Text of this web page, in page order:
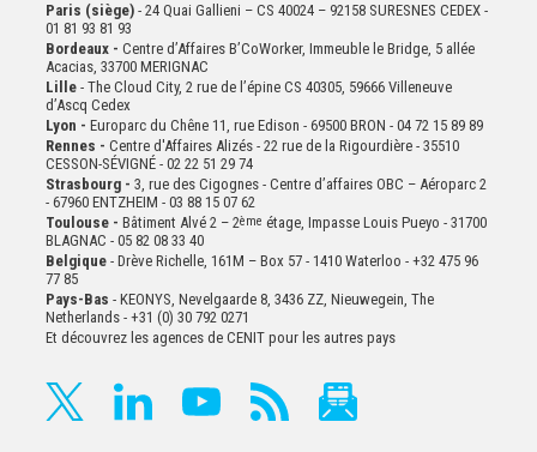
Paris (siège) - 24 Quai Gallieni – CS 40024 – 92158 SURESNES CEDEX -
01 81 93 81 93
Bordeaux - Centre d’Affaires B’CoWorker, Immeuble le Bridge, 5 allée
Acacias, 33700 MERIGNAC
Lille- The Cloud City, 2 rue de l’épine CS 40305, 59666 Villeneuve
d’Ascq Cedex
Lyon - Europarc du Chêne 11, rue Edison - 69500 BRON - 04 72 15 89 89
Rennes - Centre d'Affaires Alizés - 22 rue de la Rigourdière - 35510
CESSON-SÉVIGNÉ - 02 22 51 29 74
Strasbourg - 3, rue des Cigognes - Centre d’affaires OBC – Aéroparc 2
- 67960 ENTZHEIM - 03 88 15 07 62
Toulouse - Bâtiment Alvé 2 – 2ème étage, Impasse Louis Pueyo - 31700
BLAGNAC - 05 82 08 33 40
Belgique- Drève Richelle, 161M – Box 57 - 1410 Waterloo - +32 475 96
77 85
Pays-Bas - KEONYS, Nevelgaarde 8, 3436 ZZ, Nieuwegein, The
Netherlands - +31 (0) 30 792 0271
Et découvrez les agences de CENIT pour les autres pays